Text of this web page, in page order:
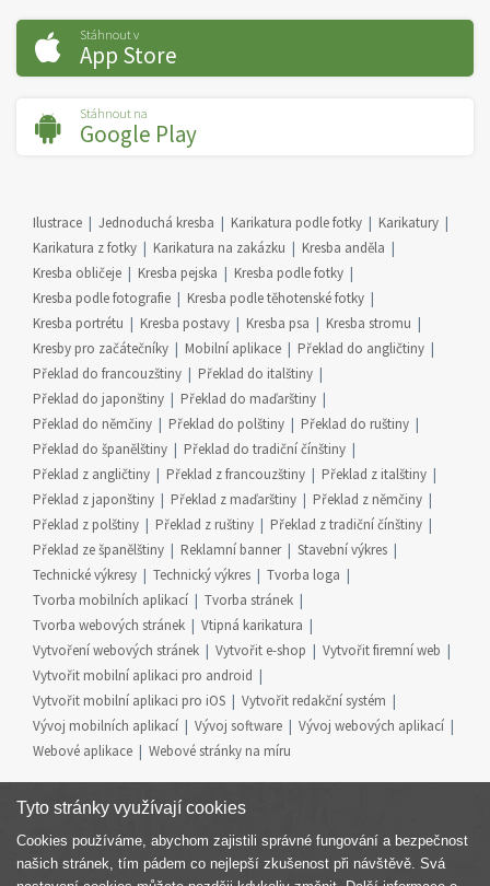
Stáhnout v
App Store
Stáhnout na
Google Play
Ilustrace Jednoduchá kresba Karikatura podle fotky
Karikatury
Karikatura z fotky
Karikatura na zakázku
Kresba anděla
Kresba obličeje
Kresba pejska
Kresba podle fotky
Kresba podle fotografie
Kresba podle těhotenské fotky
Kresba portrétu
Kresba postavy Kresba psa
Kresba stromu
Kresby pro začátečníky
Mobilní aplikace
Překlad do angličtiny
Překlad do francouzštiny
Překlad do italštiny
Překlad do japonštiny
Překlad do maďarštiny
Překlad do němčiny
Překlad do polštiny
Překlad do ruštiny
Překlad do španělštiny
Překlad do tradiční čínštiny
Překlad z angličtiny
Překlad z francouzštiny
Překlad z italštiny
Překlad z japonštiny
Překlad z maďarštiny
Překlad z němčiny
Překlad z polštiny
Překlad z ruštiny
Překlad z tradiční čínštiny
Překlad ze španělštiny
Reklamní banner
Stavební výkres
Technické výkresy
Technický výkres
Tvorba loga
Tvorba mobilních aplikací
Tvorba stránek
Tvorba webových stránek
Vtipná karikatura
Vytvoření webových stránek
Vytvořit e-shop
Vytvořit firemní web
Vytvořit mobilní aplikaci pro android
Vytvořit mobilní aplikaci pro iOS
Vytvořit redakční systém
Vývoj mobilních aplikací
Vývoj software
Vývoj webových aplikací
Webové aplikace
Webové stránky na míru
Součást skupiny
Tyto stránky využívají cookies
Cookies používáme, abychom zajistili správné fungování a bezpečnost
našich stránek, tím pádem co nejlepší zkušenost při návštěvě. Svá